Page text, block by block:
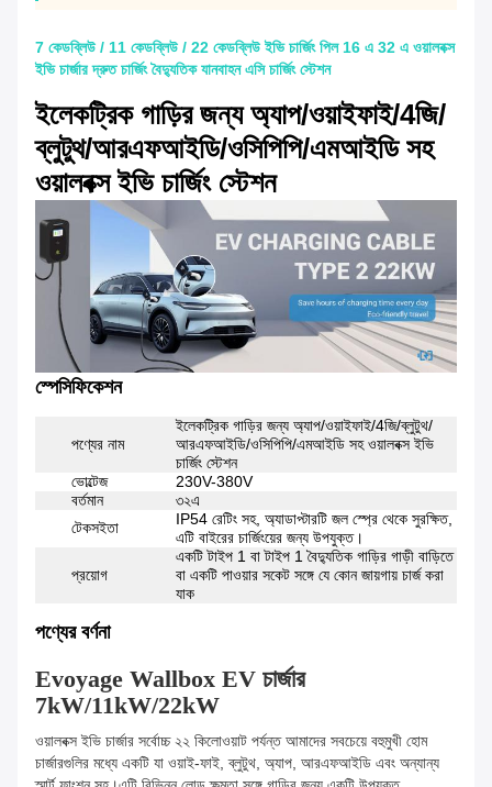
7 কেডব্লিউ / 11 কেডব্লিউ / 22 কেডব্লিউ ইভি চার্জিং পিল 16 এ 32 এ ওয়ালবক্স
ইভি চার্জার দ্রুত চার্জিং বৈদ্যুতিক যানবাহন এসি চার্জিং স্টেশন
ইলেকট্রিক গাড়ির জন্য অ্যাপ/ওয়াইফাই/4জি/
ব্লুটুথ/আরএফআইডি/ওসিপিপি/এমআইডি সহ
ওয়ালবক্স ইভি চার্জিং স্টেশন
স্পেসিফিকেশন
পণ্যের নাম
ইলেকট্রিক গাড়ির জন্য অ্যাপ/ওয়াইফাই/4জি/ব্লুটুথ/
আরএফআইডি/ওসিপিপি/এমআইডি সহ ওয়ালবক্স ইভি
চার্জিং স্টেশন
ভোল্টেজ
230V-380V
বর্তমান
৩২এ
টেকসইতা
IP54 রেটিং সহ, অ্যাডাপ্টারটি জল স্প্রে থেকে সুরক্ষিত,
এটি বাইরের চার্জিংয়ের জন্য উপযুক্ত।
প্রয়োগ
একটি টাইপ 1 বা টাইপ 1 বৈদ্যুতিক গাড়ির গাড়ী বাড়িতে
বা একটি পাওয়ার সকেট সঙ্গে যে কোন জায়গায় চার্জ করা
যাক
পণ্যের বর্ণনা
Evoyage Wallbox EV চার্জার
7kW/11kW/22kW
ওয়ালবক্স ইভি চার্জার সর্বোচ্চ ২২ কিলোওয়াট পর্যন্ত আমাদের সবচেয়ে বহুমুখী হোম
চার্জারগুলির মধ্যে একটি যা ওয়াই-ফাই, ব্লুটুথ, অ্যাপ, আরএফআইডি এবং অন্যান্য